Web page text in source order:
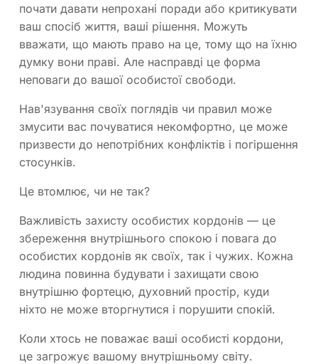
почати давати непрохані поради або критикувати
ваш спосіб життя, ваші рішення. Можуть
вважати, що мають право на це, тому що на їхню
думку вони праві. Але насправді це форма
неповаги до вашої особистої свободи.
Нав'язування своїх поглядів чи правил може
змусити вас почуватися некомфортно, це може
призвести до непотрібних конфліктів і погіршення
стосунків.
Це втомлює, чи не так?
Важливість захисту особистих кордонів — це
збереження внутрішнього спокою і повага до
особистих кордонів як своїх, так і чужих. Кожна
людина повинна будувати і захищати свою
внутрішню фортецю, духовний простір, куди
ніхто не може вторгнутися і порушити спокій.
Коли хтось не поважає ваші особисті кордони,
це загрожує вашому внутрішньому світу.